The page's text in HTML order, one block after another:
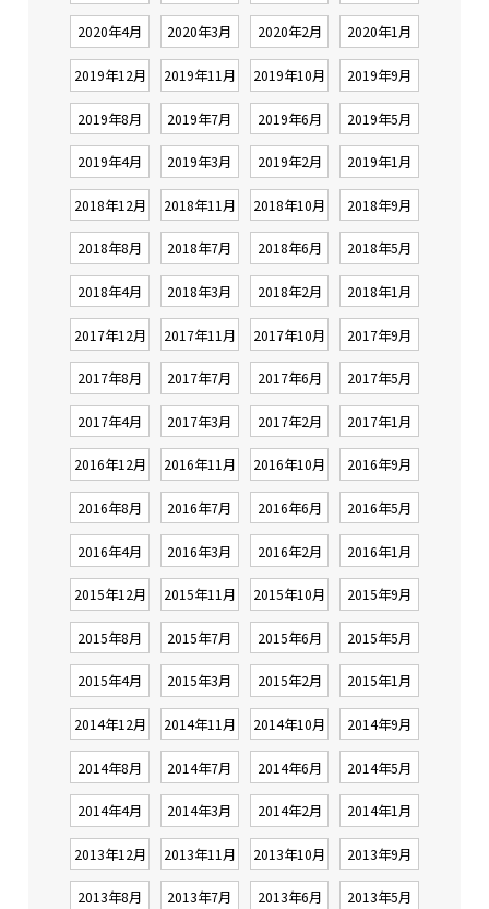
2020年4月 2020年3月 2020年2月 2020年1月
2019年12月 2019年11月 2019年10月 2019年9月
2019年8月 2019年7月 2019年6月 2019年5月
2019年4月 2019年3月 2019年2月 2019年1月
2018年12月 2018年11月 2018年10月 2018年9月
2018年8月 2018年7月 2018年6月 2018年5月
2018年4月 2018年3月 2018年2月 2018年1月
2017年12月 2017年11月 2017年10月 2017年9月
2017年8月 2017年7月 2017年6月 2017年5月
2017年4月 2017年3月 2017年2月 2017年1月
2016年12月 2016年11月 2016年10月 2016年9月
2016年8月 2016年7月 2016年6月 2016年5月
2016年4月 2016年3月 2016年2月 2016年1月
2015年12月 2015年11月 2015年10月 2015年9月
2015年8月 2015年7月 2015年6月 2015年5月
2015年4月 2015年3月 2015年2月 2015年1月
2014年12月 2014年11月 2014年10月 2014年9月
2014年8月 2014年7月 2014年6月 2014年5月
2014年4月 2014年3月 2014年2月 2014年1月
2013年12月 2013年11月 2013年10月 2013年9月
2013年8月 2013年7月 2013年6月 2013年5月